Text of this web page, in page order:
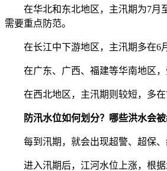
在华北和东北地区，主汛期为7月至
需要重点防范。
在长江中下游地区，主汛期多在6月
在广东、广西、福建等华南地区，
在西北地区，主汛期则较短，多在7
防汛水位如何划分？哪些洪水会被
每到汛期，就会出现超警、超保、
进入汛期后，江河水位上涨，根据